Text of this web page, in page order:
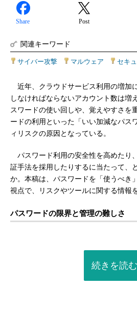
Share Post
関連キーワード
サイバー攻撃 マルウェア セキ
近年、クラウドサービス利用の増加
しなければならないアカウント数は増
スワードの使い回しや、覚えやすさを
ードの利用といった「いい加減なパス
ィリスクの原因となっている。
パスワード利用の安全性を高めたり
証手法を採用したりするに当たって、
か。本稿は、パスワードを「使うべき
視点で、リスクやツールに関する情報
パスワードの限界と管理の難しさ
続きを読む